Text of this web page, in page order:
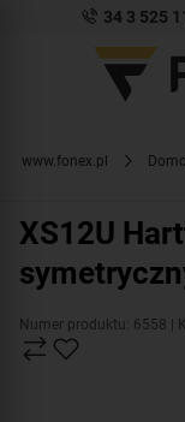
34 3 525
www.fonex.pl
XS12U
Numer produktu: 6558 |